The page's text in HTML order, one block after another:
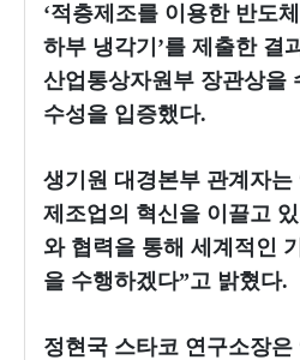
‘적층제조를 이용한 반도
하부 냉각기’를 제출한 결
산업통상자원부 장관상을
수성을 입증했다.
생기원 대경본부 관계자
제조업의 혁신을 이끌고
와 협력을 통해 세계적인
을 수행하겠다”고 밝혔다.
정현국 스타코 연구소장